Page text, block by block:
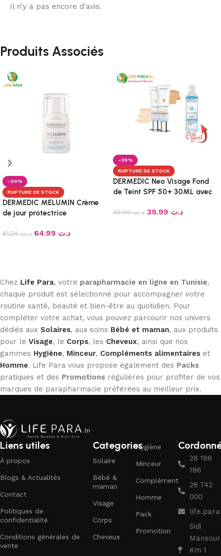
Il n’y a pas encore d’avis.
Produits Associés
-20%
RUPTURE DE STOCK
DERMEDIC MELUMIN Crème
de jour protectrice
د.ت81.24 د.ت
-20%
RUPTURE DE STOCK
DERMEDIC Neo Visage Fond
de Teint SPF 50+ 30ML avec
د.ت49.99 د.ت
Chez Life Para, votre parapharmacie en ligne en Tunisie,
chaque produit est sélectionné pour accompagner votre
routine santé, beauté et bien-être au quotidien. Pour
compléter votre achat, vous pouvez parcourir nos univers
dédiés aux Solaires, aux soins Bébé et maman, aux produits
pour le Visage, le Corps, les Cheveux, ainsi que nos
gammes Hygiène, Minceur, Compléments alimentaires et
Homme. Life Para vous propose également des Packs
pratiques et des Promotions régulières pour profiter de vos
marques de parapharmacie préférées au meilleur prix.
Liens utiles
À propos
Blogs & Actualités
Contact
Politiques de
confidentialité
Conditions générales de
vente
Categories
Solaire
Bébé &
maman
Visage
Corps
Cheveux
Hygiène
Minceur
Complément
Homme
Pack
Promotion
28 186
186
28 742
000
Sidi
Mansour
Km 1